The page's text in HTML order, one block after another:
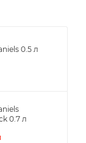
0.5 л
0.7 л